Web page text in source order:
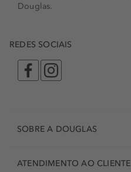
Douglas.
REDES SOCIAIS
SOBRE A DOUGLAS
ATENDIMENTO AO CLIENTE